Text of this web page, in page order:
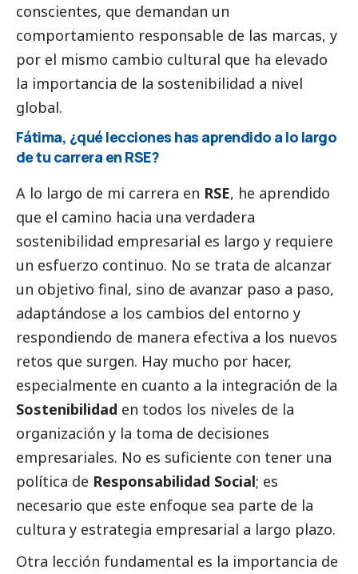
conscientes, que demandan un
comportamiento responsable de las marcas, y
por el mismo cambio cultural que ha elevado
la importancia de la sostenibilidad a nivel
global.
Fátima, ¿qué lecciones has aprendido a lo largo
de tu carrera en RSE?
A lo largo de mi carrera en RSE, he aprendido
que el camino hacia una verdadera
sostenibilidad empresarial es largo y requiere
un esfuerzo continuo. No se trata de alcanzar
un objetivo final, sino de avanzar paso a paso,
adaptándose a los cambios del entorno y
respondiendo de manera efectiva a los nuevos
retos que surgen. Hay mucho por hacer,
especialmente en cuanto a la integración de la
Sostenibilidad en todos los niveles de la
organización y la toma de decisiones
empresariales. No es suficiente con tener una
política de Responsabilidad Social; es
necesario que este enfoque sea parte de la
cultura y estrategia empresarial a largo plazo.
Otra lección fundamental es la importancia de